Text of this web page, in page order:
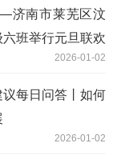
济南市莱芜区汶
班举行元旦联欢
2026-01-02
每日问答丨如何
2026-01-02